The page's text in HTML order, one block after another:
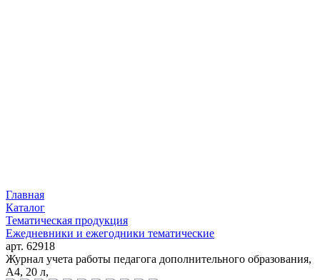
Главная
Каталог
Тематическая продукция
Ежедневники и ежегодники тематические
арт. 62918
Журнал учета работы педагога дополнительного образования,
А4, 20 л,